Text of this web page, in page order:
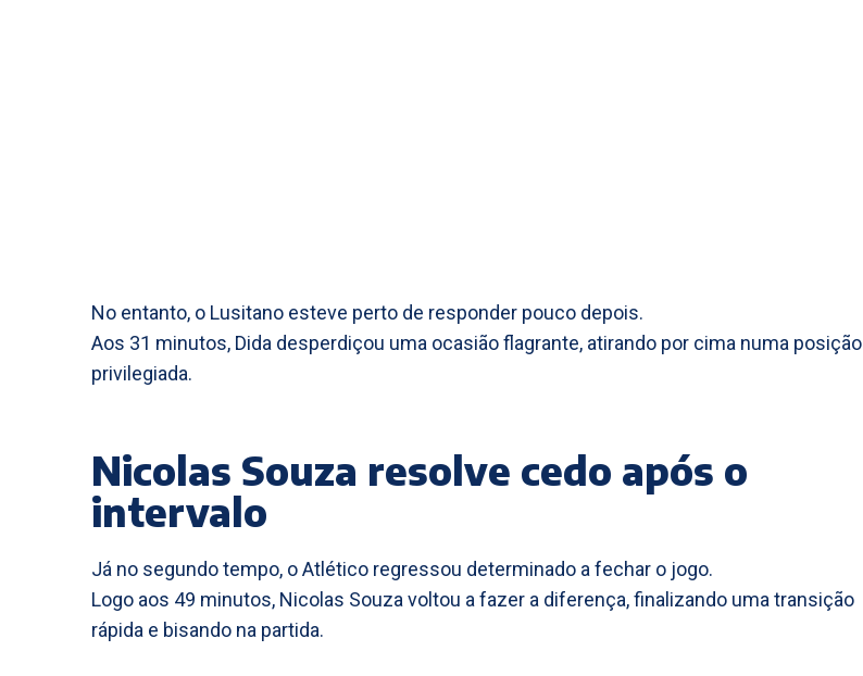
No entanto, o Lusitano esteve perto de responder pouco depois.
Aos 31 minutos, Dida desperdiçou uma ocasião flagrante, atirando por cima numa posição
privilegiada.
Nicolas Souza resolve cedo após o
intervalo
Já no segundo tempo, o Atlético regressou determinado a fechar o jogo.
Logo aos 49 minutos, Nicolas Souza voltou a fazer a diferença, finalizando uma transição
rápida e bisando na partida.